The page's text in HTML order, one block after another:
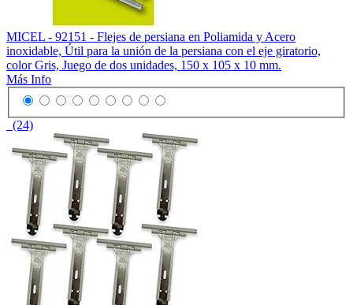
MICEL - 92151 - Flejes de persiana en Poliamida y Acero
inoxidable, Útil para la unión de la persiana con el eje giratorio,
color Gris, Juego de dos unidades, 150 x 105 x 10 mm.
Más Info
(24)